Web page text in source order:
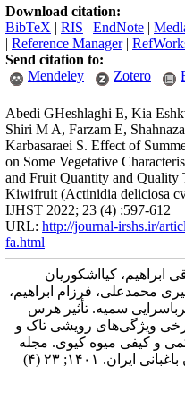
Download citation:
BibTeX | RIS | EndNote |
| Reference Manager|
Send citation to:
Mendeley
Zotero
Abedi GHeshlaghi E, Kia
Shiri M A, Farzam E,
Karbasaraei S. Effect of
on Some Vegetative
and Fruit Quantity and Quality
Kiwifruit (Actinidia deliciosa
IJHST 2022; 23 (4) :597-612
URL: http://journal-irshs.ir/
fa.html
ابراهیم، کیااشکوریان
محمدعلی، فرزام ابراهیم،
سمیه. تأثیر هرس
برخی ویژگی‌های رویشی تاک و
و کیفی میوه کیوی‌. مجله
علوم و فنون باغبانی ایران. ۱۴۰۱; ۲۳ (۴)